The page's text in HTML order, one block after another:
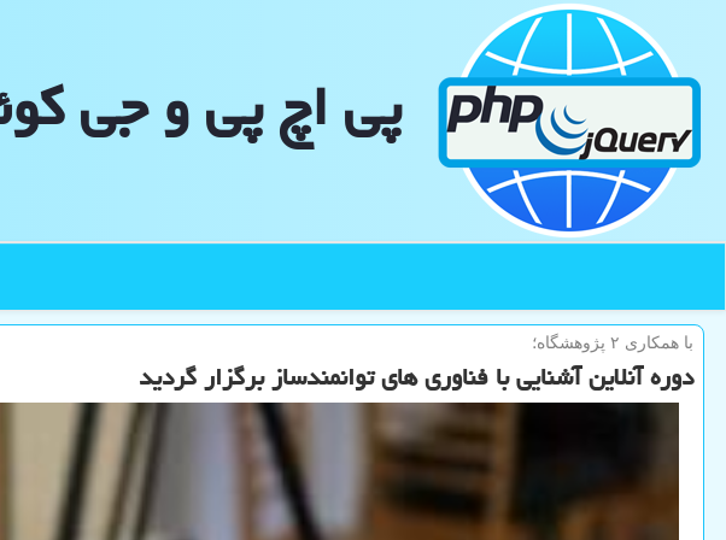
پی اچ پی و جی
با همكاری ۲ پژوهشگاه؛
دوره آنلاین آشنایی با فناوری های توانمندساز برگزار گردید